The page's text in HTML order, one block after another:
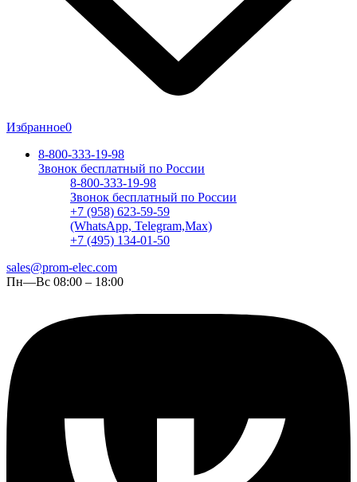
Избранное0
8-800-333-19-98
Звонок бесплатный по России
8-800-333-19-98
Звонок бесплатный по России
+7 (958) 623-59-59
(WhatsApp, Telegram,Max)
+7 (495) 134-01-50
sales@prom-elec.com
Пн—Вс 08:00 – 18:00